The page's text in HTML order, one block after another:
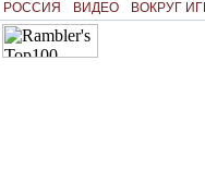
РОССИЯ ВИДЕО ВОКРУГ